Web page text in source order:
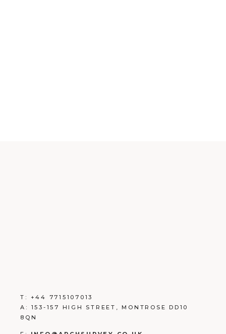
T: +44 7715107013
A: 153-157 HIGH STREET, MONTROSE DD10
8QN